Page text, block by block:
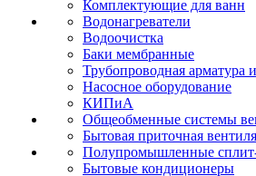
Комплектующие для ванн
Водонагреватели
Водоочистка
Баки мембранные
Трубопроводная арматура
Насосное оборудование
КИПиА
Общеобменные системы
Бытовая приточная
Полупромышленные
Бытовые кондиционеры